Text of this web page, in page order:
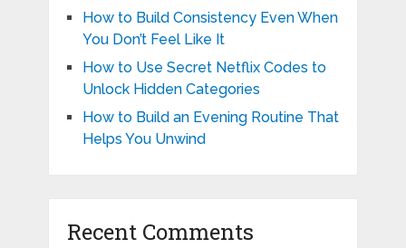
How to Build Consistency Even When
You Don’t Feel Like It
How to Use Secret Netflix Codes to
Unlock Hidden Categories
How to Build an Evening Routine That
Helps You Unwind
Recent Comments